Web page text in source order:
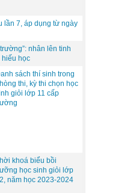
lần 7, áp dụng từ ngày
nhân lên tinh
hiếu học
sách thí sinh trong
thi, kỳ thi chọn học
giỏi lớp 11 cấp
khoá biểu bồi
học sinh giỏi lớp
năm học 2023-2024